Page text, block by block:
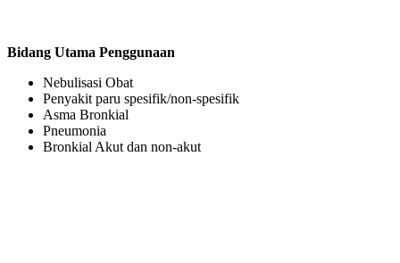
Bidang Utama Penggunaan
Nebulisasi Obat
Penyakit paru spesifik/non-spesifik
Asma Bronkial
Pneumonia
Bronkial Akut dan non-akut